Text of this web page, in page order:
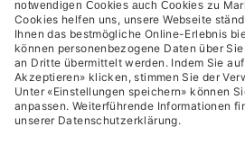
Artikel-Nr.
Preis